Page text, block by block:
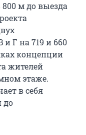
м до выезда
Г на 719 и 660
концепции
жителей
этаже.
в себя
до